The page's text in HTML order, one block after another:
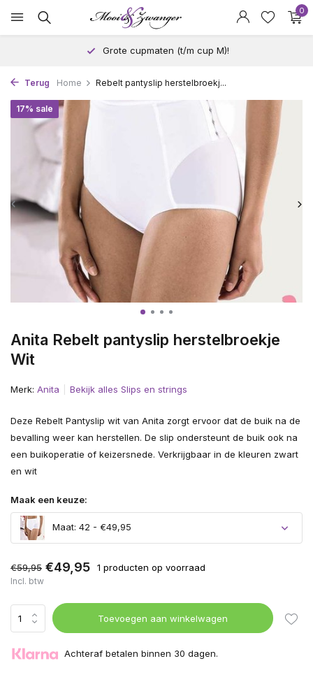
0
Grote cupmaten (t/m cup M)!
Terug Home Rebelt pantyslip herstelbroekj...
Anita Rebelt pantyslip herstelbroekje
Wit
17% sale
Merk: Anita Bekijk alles Slips en strings
Deze Rebelt Pantyslip wit van Anita zorgt ervoor dat de buik na de
bevalling weer kan herstellen. De slip ondersteunt de buik ook na
een buikoperatie of keizersnede. Verkrijgbaar in de kleuren zwart
en wit
Maak een keuze:
Maat: 42 - €49,95
€59,95 €49,95 1 producten op voorraad
Incl. btw
Toevoegen aan winkelwagen
Achteraf betalen binnen 30 dagen.